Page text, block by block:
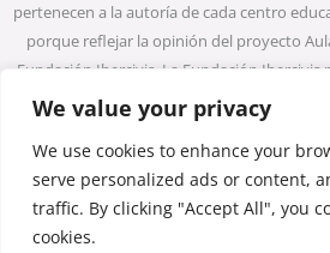
We value your privacy
We use cookies to enhance your
serve personalized ads or content,
traffic. By clicking "Accept All", you
cookies.
pertenecen a la autoría de cada centro
porque reflejar la opinión del proyecto
Fundación Ibercivis. La Fundación Ibercivis
todos los datos incluidos en las entradas
Ibercivis ni ninguna persona que actúe en
responsable del uso que pueda darse a la
Copyright © 2026 Monta una